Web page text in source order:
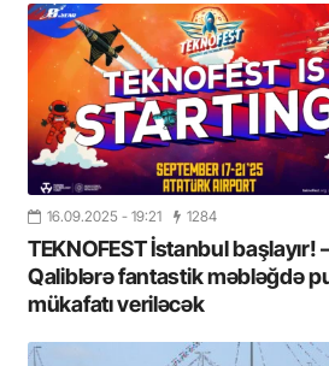
16.09.2025 - 19:21 1284
TEKNOFEST İstanbul başlayır!
Qaliblərə fantastik məbləğdə
mükafatı veriləcək